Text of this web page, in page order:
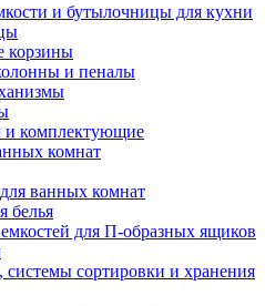
и бутылочницы для кухни
и пеналы
и комплектующие
комнат
ванных комнат
белья
для П-образных ящиков
системы сортировки и хранения